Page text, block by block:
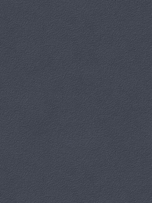
wykorzystują szerokie spektrum
i akrylu po techniki mieszane, nie
form. Rzeźbiarz ożywia
trójwymiarowym, a fotograf
chwili. Poeta dopełnia warstwę wizualną
artystycznego refleksję, emocję oraz
udział w wielu wystawach,
kulturalnych prezentując
jak i poza granicami Paczkowa. Ich
publiczności oraz środowisk
przyciągają uwagę różnorodnością
i Rekreacji w Paczkowie odbył się
lecia działalności grupy. Wydarzenie
przyjaciół i sympatyków PGA, tworząc
wydarzenia artyści